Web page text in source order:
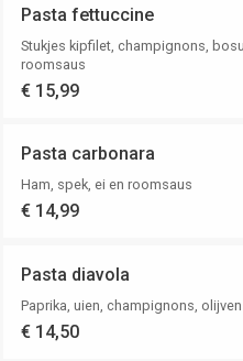
Pasta fettuccine
Stukjes kipfilet, champignons,
roomsaus
€ 15,99
Pasta carbonara
Ham, spek, ei en roomsaus
€ 14,99
Pasta diavola
Paprika, uien, champignons,
€ 14,50